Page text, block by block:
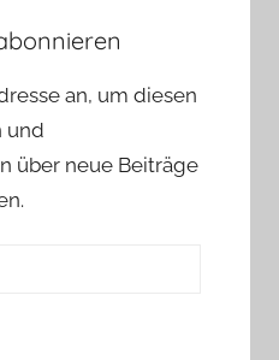
an, um diesen
und
über neue Beiträge